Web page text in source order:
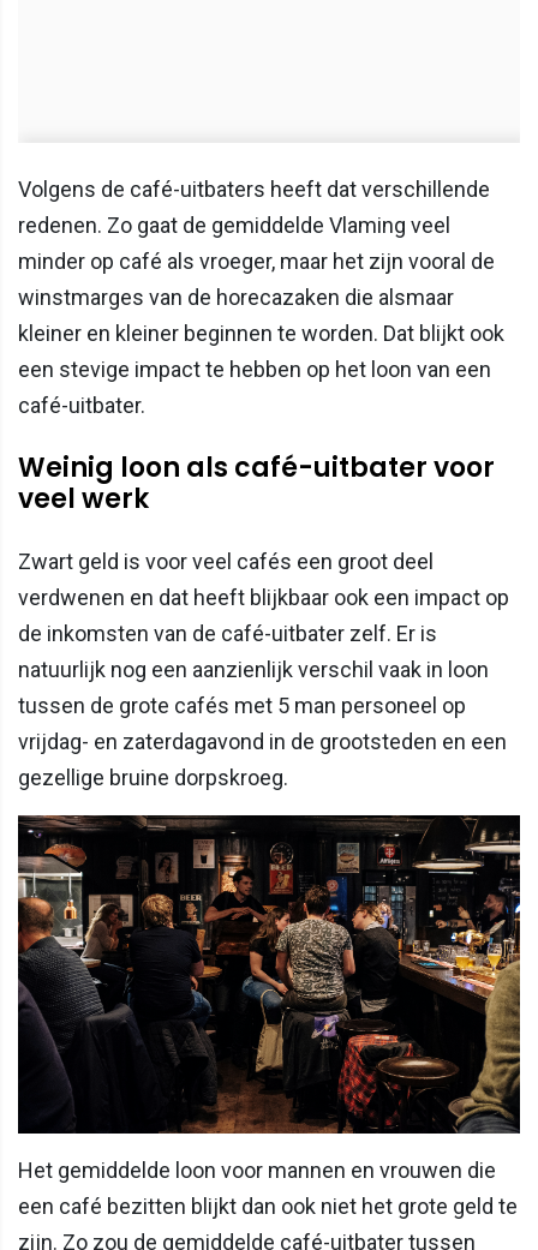
Volgens de café-uitbaters heeft dat verschillende
redenen. Zo gaat de gemiddelde Vlaming veel
minder op café als vroeger, maar het zijn vooral de
winstmarges van de horecazaken die alsmaar
kleiner en kleiner beginnen te worden. Dat blijkt ook
een stevige impact te hebben op het loon van een
café-uitbater.
Weinig loon als café-uitbater voor
veel werk
Zwart geld is voor veel cafés een groot deel
verdwenen en dat heeft blijkbaar ook een impact op
de inkomsten van de café-uitbater zelf. Er is
natuurlijk nog een aanzienlijk verschil vaak in loon
tussen de grote cafés met 5 man personeel op
vrijdag- en zaterdagavond in de grootsteden en een
gezellige bruine dorpskroeg.
Het gemiddelde loon voor mannen en vrouwen die
een café bezitten blijkt dan ook niet het grote geld te
zijn. Zo zou de gemiddelde café-uitbater tussen